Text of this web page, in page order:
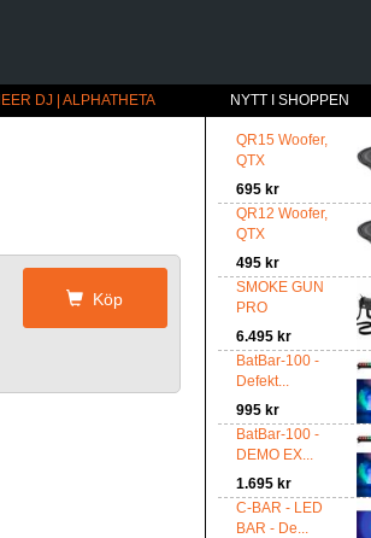
DJ | ALPHATHETA NYTT I SHOPPEN
QR15 Woofer,
QTX
695 kr
QR12 Woofer,
QTX
495 kr
SMOKE GUN
PRO
6.495 kr
BatBar-100 -
Defekt...
995 kr
BatBar-100 -
DEMO EX...
1.695 kr
C-BAR - LED
BAR - De...
Köp